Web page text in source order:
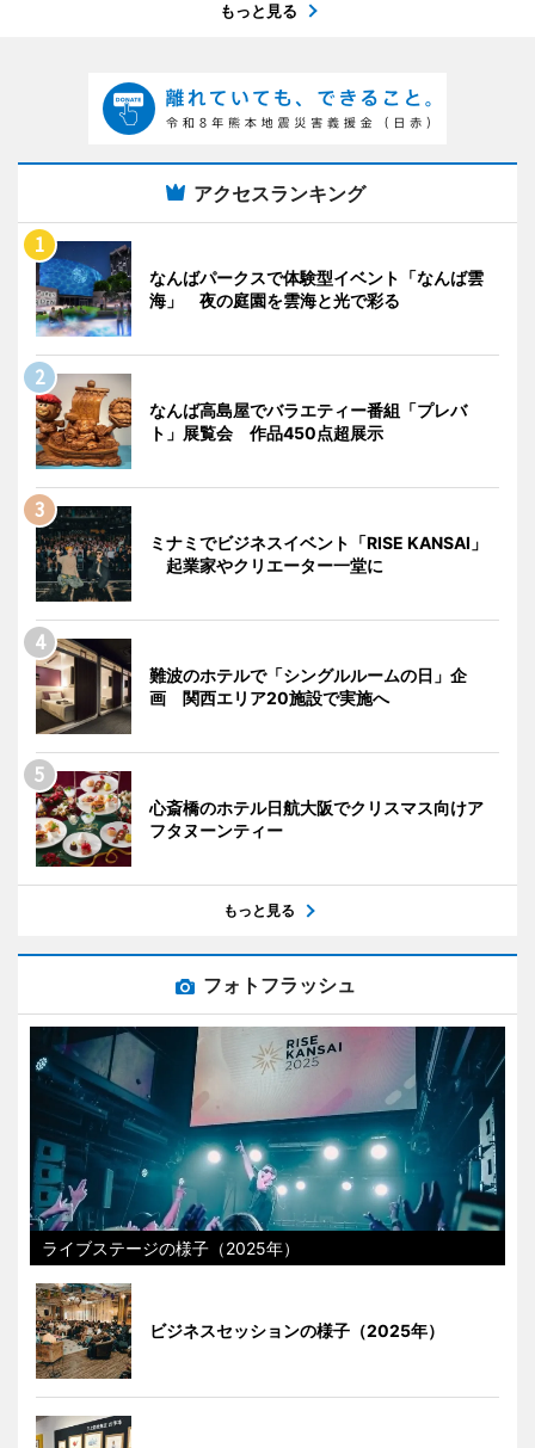
もっと見る
アクセスランキング
なんばパークスで体験型イベント「なんば雲
海」 夜の庭園を雲海と光で彩る
なんば高島屋でバラエティー番組「プレバ
ト」展覧会 作品450点超展示
ミナミでビジネスイベント「RISE KANSAI」
起業家やクリエーター一堂に
難波のホテルで「シングルルームの日」企
画 関西エリア20施設で実施へ
心斎橋のホテル日航大阪でクリスマス向けア
フタヌーンティー
もっと見る
フォトフラッシュ
ライブステージの様子（2025年）
ビジネスセッションの様子（2025年）